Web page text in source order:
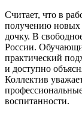
Считает, что в
получению новых
дочку. В
России.
практический
и доступно
Коллектив
воспитанности.